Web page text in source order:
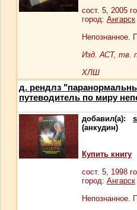
сост. 5, 2005
город: Ангарск
Непознанное.
Изд. АСТ, тв.
ХЛШ
д. рендлз
путеводитель по миру
добавил(а):
(анкудин)
Купить книгу
сост. 5, 1998
город: Ангарск
Непознанное.